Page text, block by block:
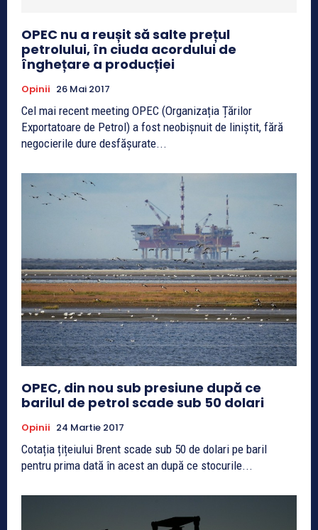
OPEC nu a reușit să salte prețul
petrolului, în ciuda acordului de
înghețare a producției
Opinii 26 Mai 2017
Cel mai recent meeting OPEC (Organizația Țărilor
Exportatoare de Petrol) a fost neobișnuit de liniștit, fără
negocierile dure desfășurate...
OPEC, din nou sub presiune după ce
barilul de petrol scade sub 50 dolari
Opinii 24 Martie 2017
Cotația țițeiului Brent scade sub 50 de dolari pe baril
pentru prima dată în acest an după ce stocurile...